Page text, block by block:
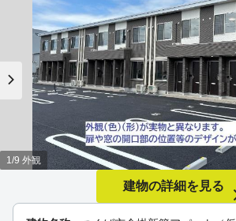
1/9 外観
建物の詳細を見る